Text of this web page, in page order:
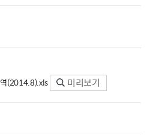
역(2014.8).xls 미리보기